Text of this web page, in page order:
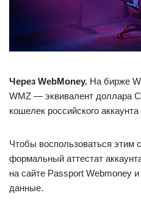
Через WebMoney. На бирже
WMZ — эквивалент доллара
кошелек российского
Чтобы воспользоваться этим
формальный аттестат
на сайте Passport Webmoney
данные.